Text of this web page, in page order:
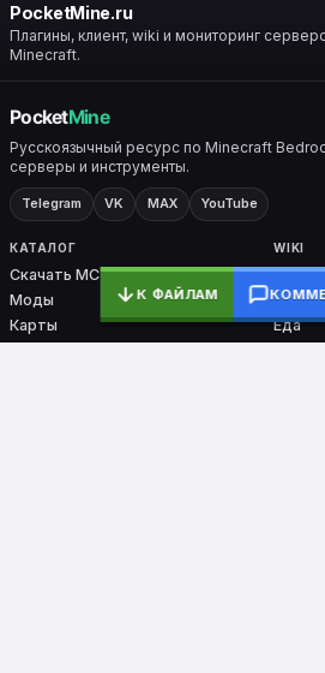
PocketMine.ru
Плагины, клиент, wiki и мониторинг
Minecraft.
Русскоязычный ресурс по Minecraft
серверы и инструменты.
Telegram VK MAX YouTube
КАТАЛОГ
Скачать MC
Моды
Карты
WIKI
Все
Еда
К ФАЙЛАМ